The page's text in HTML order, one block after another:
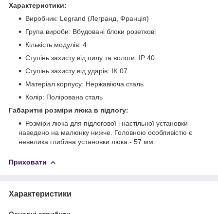
Характеристики:
Виробник: Legrand (Легранд, Франція)
Група вироби: Вбудовані блоки розеткові
Кількість модулів: 4
Ступінь захисту від пилу та вологи: IP 40
Ступінь захисту від ударів: IK 07
Матеріал корпусу: Нержавіюча сталь
Колір: Полірована сталь
Габаритні розміри люка в підлогу:
Розміри люка для підлогової і настільної установки
наведено на малюнку нижче. Головною особливістю є
невелика глибина установки люка - 57 мм.
Приховати
Характеристики